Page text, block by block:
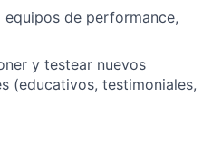
equipos de performance,
y testear nuevos
(educativos, testimoniales,